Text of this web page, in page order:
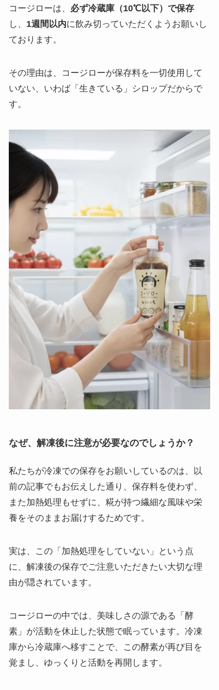
コージローは、 必ず冷蔵庫（10℃以下）で保存
し、 1週間以内に飲み切っていただくようお願いし
ております。
その理由は、コージローが保存料を一切使用して
いない、いわば「生きている」シロップだからで
す。
なぜ、解凍後に注意が必要なのでしょうか？
私たちが冷凍での保存をお願いしているのは、以
前の記事でもお伝えした通り、保存料を使わず、
また加熱処理もせずに、糀が持つ繊細な風味や栄
養をそのままお届けするためです。
実は、この「加熱処理をしていない」という点
に、解凍後の保存でご注意いただきたい大切な理
由が隠されています。
コージローの中では、美味しさの源である「酵
素」が活動を休止した状態で眠っています。冷凍
庫から冷蔵庫へ移すことで、この酵素が再び目を
覚まし、ゆっくりと活動を再開します。